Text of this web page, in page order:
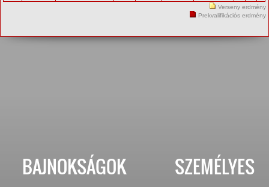
Verseny erdmény
Prekvalifikációs erdmény
BAJNOKSÁGOK SZEMÉLYES